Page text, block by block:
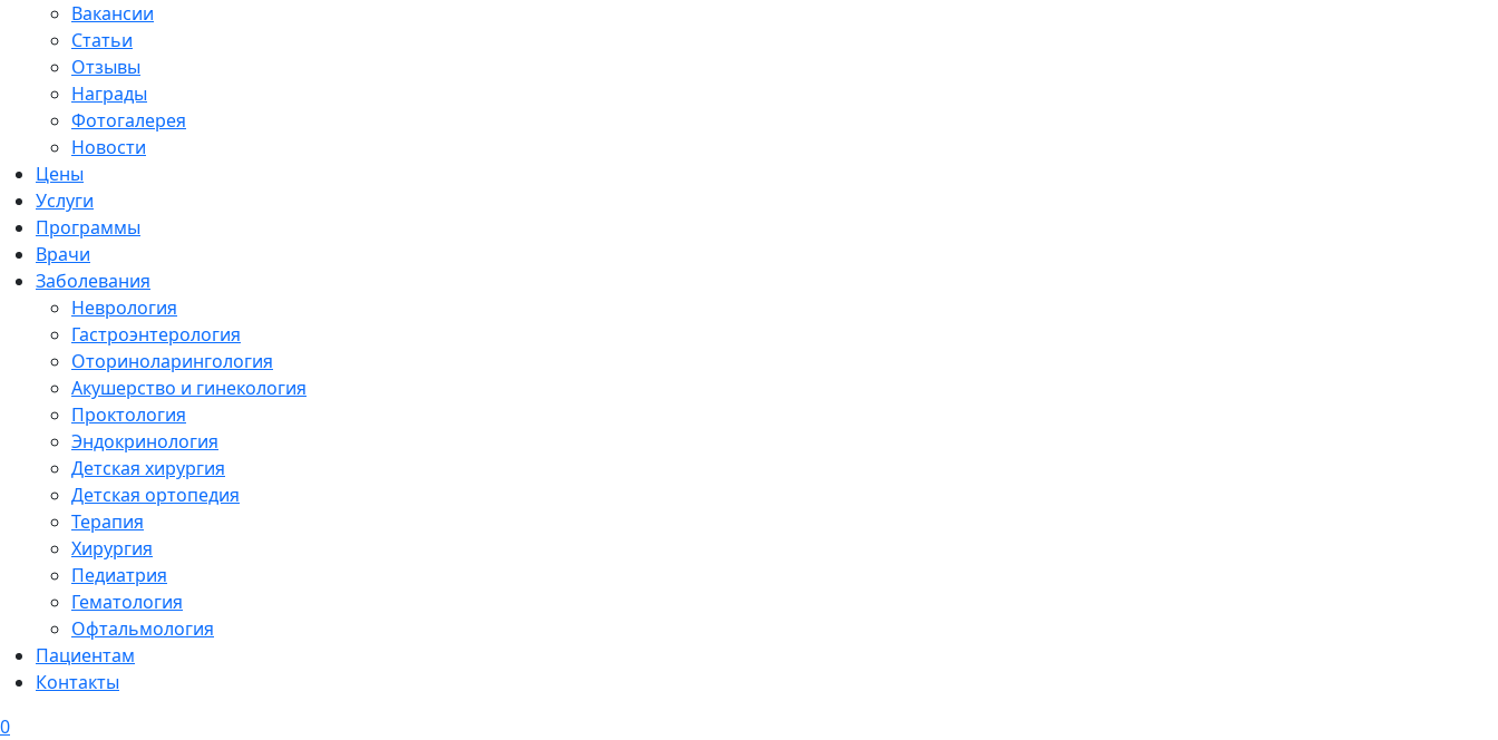
Вакансии
Статьи
Отзывы
Награды
Фотогалерея
Новости
Цены
Услуги
Программы
Врачи
Заболевания
Неврология
Гастроэнтерология
Оториноларингология
Акушерство и гинекология
Проктология
Эндокринология
Детская хирургия
Детская ортопедия
Терапия
Хирургия
Педиатрия
Гематология
Офтальмология
Пациентам
Контакты
0